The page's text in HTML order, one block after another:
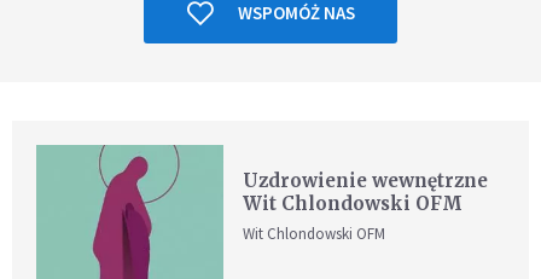
WSPOMÓŻ NAS
Uzdrowienie wewnętrzne
Wit Chlondowski OFM
Wit Chlondowski OFM